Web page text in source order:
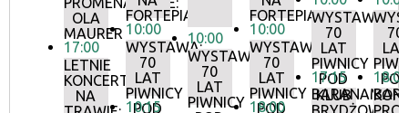
OLA
MAURER
17:00
LETNIE
KONCERTY
NA
FORTEPIANIE
10:00
WYSTAWA:
70
LAT
PIWNICY
POD
10:15
10:00
WYSTAWA:
70
LAT
PIWNICY
FORTEPIANIE
10:00
WYSTAWA:
70
LAT
PIWNICY
POD
18:00
WYSTAWA:
70
LAT
PIWNICY
POD
BARANAMI
17:15
KLUB
70
LAT
18:00